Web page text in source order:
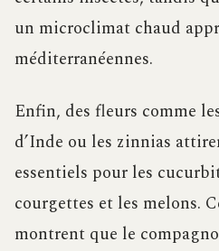
un microclimat chaud
méditerranéennes.
Enfin, des fleurs comme
d’Inde ou les zinnias
essentiels pour les
courgettes et les melons.
montrent que le